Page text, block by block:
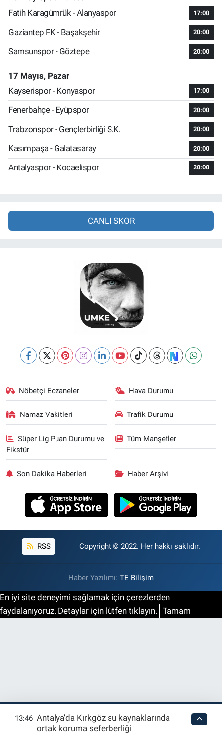
Fatih Karagümrük - Alanyaspor
17:00
Gaziantep FK - Başakşehir 20:00
Samsunspor - Göztepe 20:00
17 Mayıs, Pazar
Kayserispor - Konyaspor
17:00
Fenerbahçe - Eyüpspor 20:00
Trabzonspor - Gençlerbirliği S.K. 20:00
Kasımpaşa - Galatasaray 20:00
Antalyaspor - Kocaelispor 20:00
CANLI SKOR
Nöbetçi Eczaneler Hava Durumu
Namaz Vakitleri Trafik Durumu
Süper Lig Puan Durumu ve
Fikstür
Tüm Manşetler
Son Dakika Haberleri Haber Arşivi
RSS Copyright © 2022. Her hakkı saklıdır.
Haber Yazılımı: TE Bilişim
En iyi site deneyimi sağlamak için çerezlerden
faydalanıyoruz. Detaylar için lütfen tıklayın. Tamam
13:46 Antalya'da Kırkgöz su kaynaklarında
ortak koruma seferberliği